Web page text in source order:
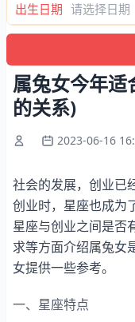
出生日期
属兔女今年适
的关系)
2023-06-16
社会的发展，创业已
创业时，星座也成为
星座与创业之间是否
求等方面介绍属兔女
女提供一些参考。
一、星座特点